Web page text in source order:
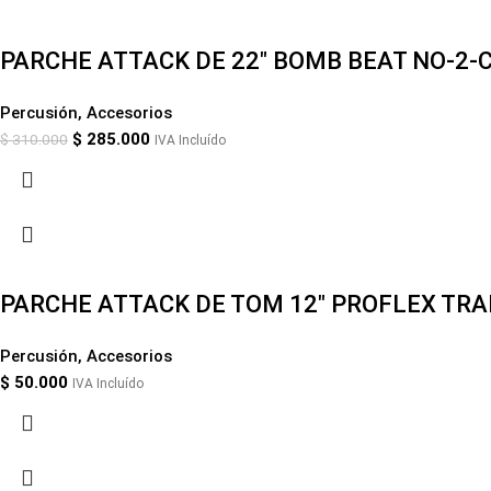
PARCHE ATTACK DE 22″ BOMB BEAT NO-2-
Percusión, Accesorios
$310.000 $ 285.000 IVA Incluído
PARCHE ATTACK DE TOM 12″ PROFLEX
Percusión, Accesorios
$ 50.000 IVA Incluído